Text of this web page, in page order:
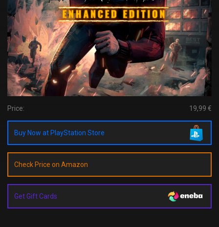
Price: 19,99 €
Buy Now at PlayStation Store
Check Price on Amazon
Get Gift Cards